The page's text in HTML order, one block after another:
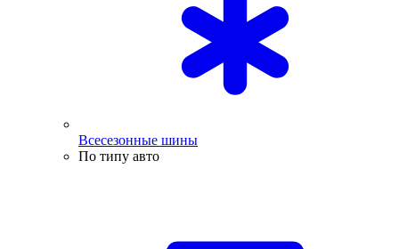
Всесезонные шины
По типу авто